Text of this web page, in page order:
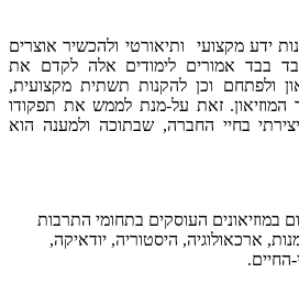
ידע מקצועי ותיאורטי ולהכשיר אוצרים
בד בבד אמורים לימודים אלה לקדם את
ולפתחם וכן להקנות תשתית מקצועית,
המוזיאון. זאת על-מנת לממש את תפקודו
בחיי החברה, שבתוכה ולמענה הוא
במוזיאונים העוסקים בתחומי התרבות
ארכאולוגיה, היסטוריה, יודאיקה,
החיים.